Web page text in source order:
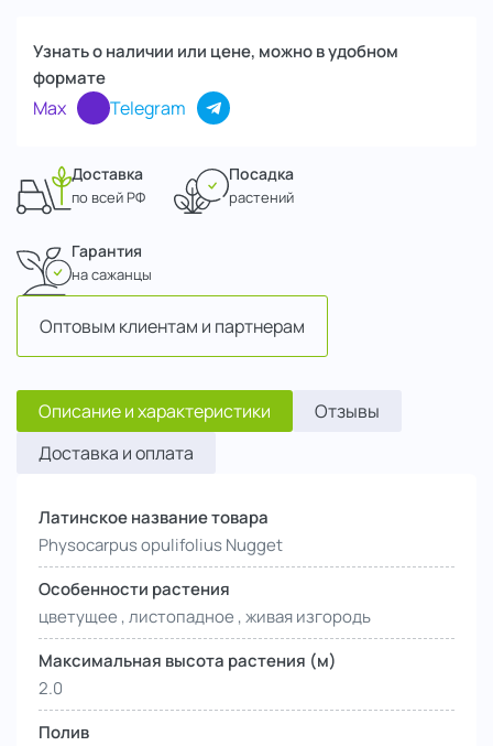
Узнать о наличии или цене, можно в удобном
формате
Max Telegram
Доставка
по всей РФ
Посадка
растений
Гарантия
на сажанцы
Оптовым клиентам и партнерам
Описание и характеристики
Отзывы
Доставка и оплата
Латинское название товара
Physocarpus opulifolius Nugget
Особенности растения
цветущее , листопадное , живая изгородь
Максимальная высота растения (м)
2.0
Полив